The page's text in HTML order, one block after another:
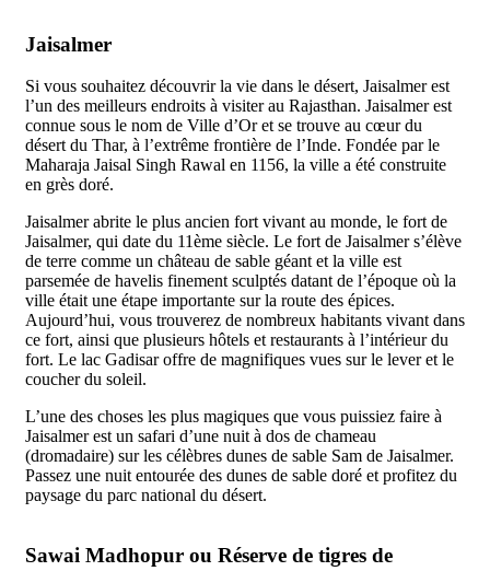
Jaisalmer
Si vous souhaitez découvrir la vie dans le désert, Jaisalmer est
l’un des meilleurs endroits à visiter au Rajasthan. Jaisalmer est
connue sous le nom de Ville d’Or et se trouve au cœur du
désert du Thar, à l’extrême frontière de l’Inde. Fondée par le
Maharaja Jaisal Singh Rawal en 1156, la ville a été construite
en grès doré.
Jaisalmer abrite le plus ancien fort vivant au monde, le fort de
Jaisalmer, qui date du 11ème siècle. Le fort de Jaisalmer s’élève
de terre comme un château de sable géant et la ville est
parsemée de havelis finement sculptés datant de l’époque où la
ville était une étape importante sur la route des épices.
Aujourd’hui, vous trouverez de nombreux habitants vivant dans
ce fort, ainsi que plusieurs hôtels et restaurants à l’intérieur du
fort. Le lac Gadisar offre de magnifiques vues sur le lever et le
coucher du soleil.
L’une des choses les plus magiques que vous puissiez faire à
Jaisalmer est un safari d’une nuit à dos de chameau
(dromadaire) sur les célèbres dunes de sable Sam de Jaisalmer.
Passez une nuit entourée des dunes de sable doré et profitez du
paysage du parc national du désert.
Sawai Madhopur ou Réserve de tigres de